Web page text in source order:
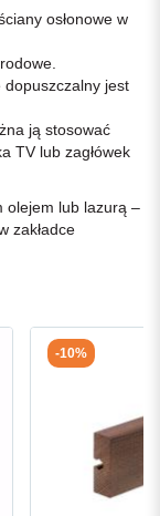
osłonowe w
jest
ją stosować
TV lub zagłówek
olejem lub lazurą –
zakładce
-10%